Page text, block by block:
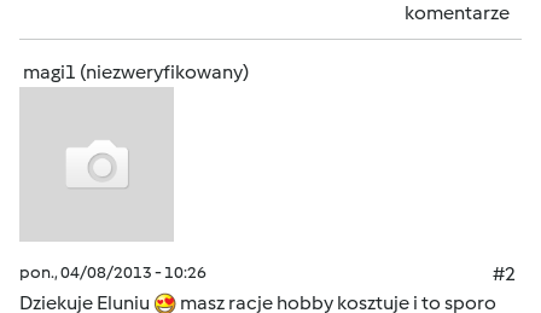
komentarze
magi1 (niezweryfikowany)
pon., 04/08/2013 - 10:26
#2
Dziekuje Eluniu
masz racje hobby kosztuje i to sporo